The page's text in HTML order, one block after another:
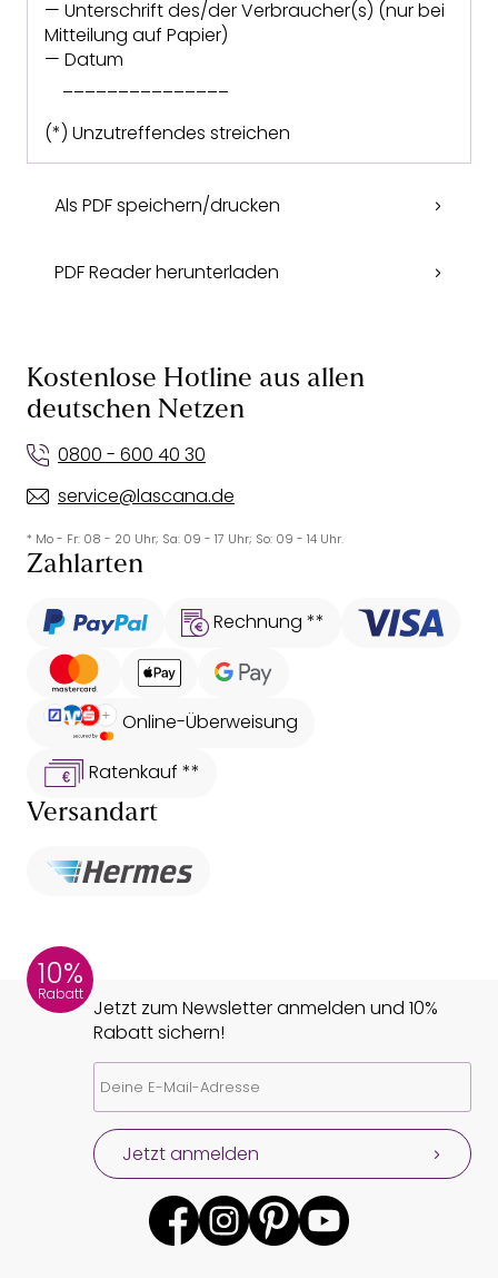
— Unterschrift des/der Verbraucher(s) (nur bei
Mitteilung auf Papier)
— Datum
(*) Unzutreffendes streichen
Als PDF speichern/drucken
PDF Reader herunterladen
Kostenlose Hotline aus allen
deutschen Netzen
0800 - 600 40 30
service@lascana.de
* Mo - Fr: 08 - 20 Uhr; Sa: 09 - 17 Uhr; So: 09 - 14 Uhr.
Zahlarten
Rechnung **
Online-Überweisung
Ratenkauf **
Versandart
10%
Rabatt
Jetzt zum Newsletter anmelden und 10%
Rabatt sichern!
Jetzt anmelden